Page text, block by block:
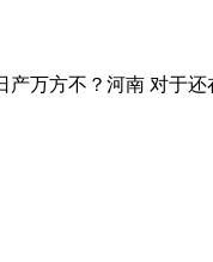
万方不？河南 对于